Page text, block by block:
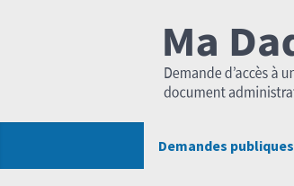
Demandes publiques